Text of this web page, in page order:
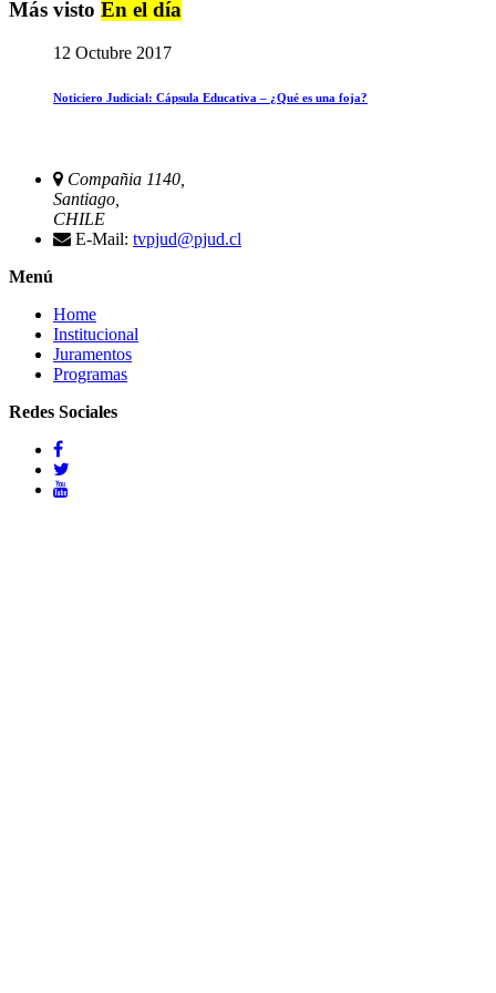
Más visto En el día
12 Octubre 2017
Noticiero Judicial: Cápsula Educativa – ¿Qué es una foja?
Compañia 1140,
Santiago,
CHILE
E-Mail: tvpjud@pjud.cl
Menú
Home
Institucional
Juramentos
Programas
Redes Sociales